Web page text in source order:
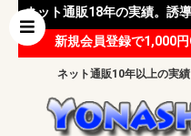
ネット通販18年の実績。誘
ーブル等 様々な資材
新規会員登録で1,000
ネット通販10年以上の実